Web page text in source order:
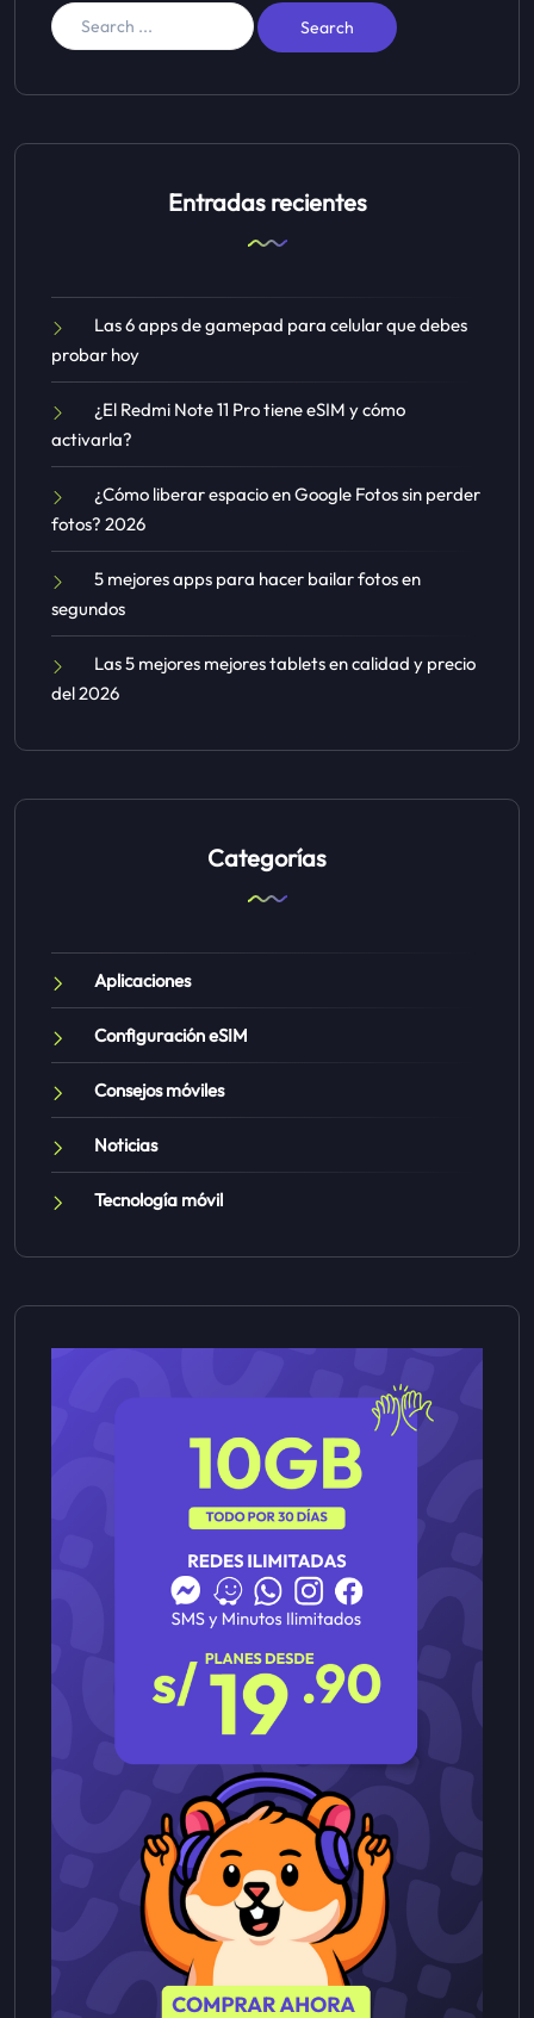
Entradas recientes
Las 6 apps de gamepad para celular que debes
probar hoy
¿El Redmi Note 11 Pro tiene eSIM y cómo
activarla?
¿Cómo liberar espacio en Google Fotos sin perder
fotos? 2026
5 mejores apps para hacer bailar fotos en
segundos
Las 5 mejores mejores tablets en calidad y precio
del 2026
Categorías
Aplicaciones
Configuración eSIM
Consejos móviles
Noticias
Tecnología móvil